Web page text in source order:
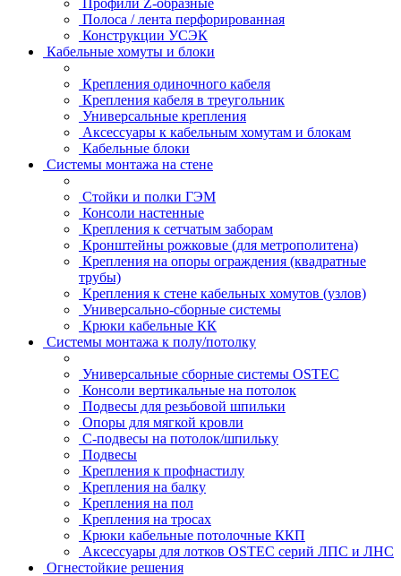
Профили Z-образные
Полоса / лента перфорированная
Конструкции УСЭК
Кабельные хомуты и блоки
Крепления одиночного кабеля
Крепления кабеля в треугольник
Универсальные крепления
Аксессуары к кабельным хомутам и блокам
Кабельные блоки
Системы монтажа на стене
Стойки и полки ГЭМ
Консоли настенные
Крепления к сетчатым заборам
Кронштейны рожковые (для метрополитена)
Крепления на опоры ограждения (квадратные
трубы)
Крепления к стене кабельных хомутов (узлов)
Универсально-сборные системы
Крюки кабельные КК
Системы монтажа к полу/потолку
Универсальные сборные системы OSTEC
Консоли вертикальные на потолок
Подвесы для резьбовой шпильки
Опоры для мягкой кровли
С-подвесы на потолок/шпильку
Подвесы
Крепления к профнастилу
Крепления на балку
Крепления на пол
Крепления на тросах
Крюки кабельные потолочные ККП
Аксессуары для лотков OSTEC серий ЛПС и ЛНС
Огнестойкие решения